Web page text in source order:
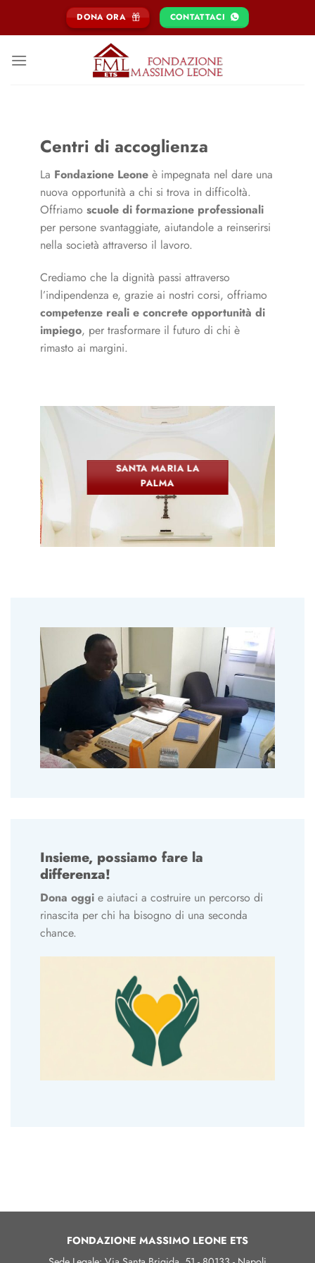
DONA ORA CONTATTACI
Centri di accoglienza
La Fondazione Leoneè impegnata nel dare una
nuova opportunità a chi si trova in difficoltà.
Offriamo scuole di formazione professionali
per persone svantaggiate, aiutandole a reinserirsi
nella società attraverso il lavoro.
Crediamo che la dignità passi attraverso
l’indipendenza e, grazie ai nostri corsi, offriamo
competenze reali e concrete opportunità di
impiego, per trasformare il futuro di chi è
rimasto ai margini.
SANTA MARIA LA
PALMA
Insieme, possiamo fare la
differenza!
Dona oggie aiutaci a costruire un percorso di
rinascita per chi ha bisogno di una seconda
chance.
FONDAZIONE MASSIMO LEONE ETS